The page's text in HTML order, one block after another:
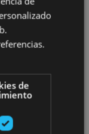
quad
de